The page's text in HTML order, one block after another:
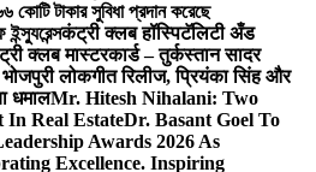
টাকার সুবিধা প্রদান করেছে
कंट्री क्लब हॉस्पिटॅलिटी अँड
क्लब मास्टरकार्ड – तुर्कस्तान सादर
लोकगीत रिलीज, प्रियंका सिंह और
धमालMr. Hitesh Nihalani: Two
In Real EstateDr. Basant Goel To
Awards 2026 As
Excellence. Inspiring